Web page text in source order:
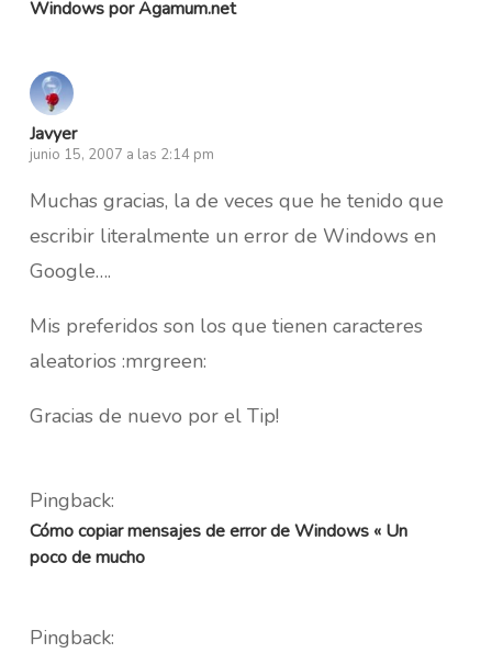
Windows por Agamum.net
Javyer
junio 15, 2007 a las 2:14 pm
Muchas gracias, la de veces que he tenido que
escribir literalmente un error de Windows en
Google….
Mis preferidos son los que tienen caracteres
aleatorios :mrgreen:
Gracias de nuevo por el Tip!
Pingback:
Cómo copiar mensajes de error de Windows « Un
poco de mucho
Pingback: